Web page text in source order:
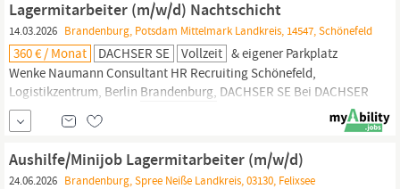
Lagermitarbeiter (m/w/d) Nachtschicht
14.03.2026 Brandenburg, Potsdam Mittelmark Landkreis, 14547, Schönefeld
360 € / Monat DACHSER SE Vollzeit & eigener Parkplatz
Wenke Naumann Consultant HR Recruiting Schönefeld,
Logistikzentrum, Berlin Brandenburg, DACHSER SE Bei DACHSER
sind alle Menschen willkommen. Vielfalt und Chancengleichheit
sind fester Bestandteil unserer Unternehmenskultur. Die
Einzigartigkeit eines jeden einzelnen, und damit die Vielfalt
unserer Teams, verstehen wir als...
Aushilfe/Minijob Lagermitarbeiter (m/w/d)
24.06.2026 Brandenburg, Spree Neiße Landkreis, 03130, Felixsee